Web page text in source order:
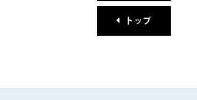
トップ